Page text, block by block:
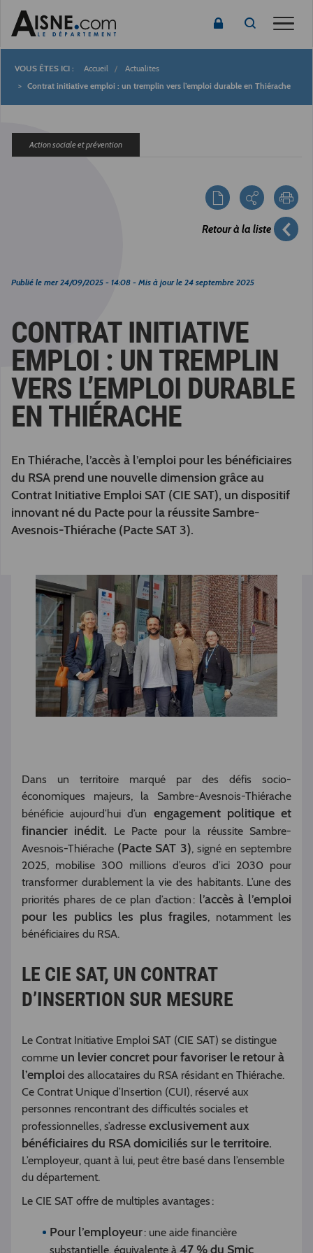
Fil
Accueil
Actualites
Contrat initiative emploi : un tremplin vers l’emploi durable en Thiérache
Action sociale et prévention
Retour à la liste
Publié le mer 24/09/2025 - 14:08 - Mis à jour le 24 septembre 2025
CONTRAT INITIATIVE
EMPLOI : UN TREMPLIN
VERS L’EMPLOI DURABLE
EN THIÉRACHE
En Thiérache, l’accès à l’emploi pour les bénéficiaires
du RSA prend une nouvelle dimension grâce au
Contrat Initiative Emploi SAT (CIE SAT), un dispositif
innovant né du Pacte pour la réussite Sambre-
Avesnois-Thiérache (Pacte SAT 3).
Dans un territoire marqué par des défis socio-
économiques majeurs, la Sambre-Avesnois-Thiérache
bénéficie aujourd’hui d’un engagement politique et
financier inédit. Le Pacte pour la réussite Sambre-
Avesnois-Thiérache (Pacte SAT 3), signé en septembre
2025, mobilise 300 millions d’euros d’ici 2030 pour
transformer durablement la vie des habitants. L’une des
priorités phares de ce plan d’action : l’accès à l’emploi
pour les publics les plus fragiles, notamment les
bénéficiaires du RSA.
LE CIE SAT, UN CONTRAT
D’INSERTION SUR MESURE
Le Contrat Initiative Emploi SAT (CIE SAT) se distingue
comme un levier concret pour favoriser le retour à
l’emploi des allocataires du RSA résidant en Thiérache.
Ce Contrat Unique d’Insertion (CUI), réservé aux
personnes rencontrant des difficultés sociales et
professionnelles, s’adresse exclusivement aux
bénéficiaires du RSA domiciliés sur le territoire.
L’employeur, quant à lui, peut être basé dans l’ensemble
du département.
Le CIE SAT offre de multiples avantages :
Pour l’employeur: une aide financière
substantielle, équivalente à 47 % du Smic